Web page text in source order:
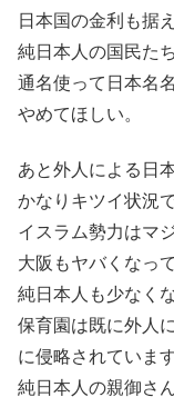
日本国の金利も据
純日本人の国民た
通名使って日本名
やめてほしい。
あと外人による日
かなりキツイ状況
イスラム勢力はマ
大阪もヤバくなっ
純日本人も少なく
保育園は既に外人
に侵略されています
純日本人の親御さ